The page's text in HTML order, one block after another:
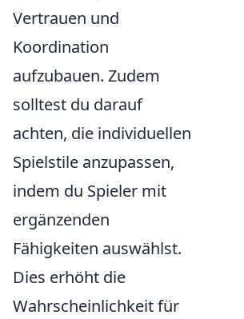
Vertrauen und
Koordination
aufzubauen. Zudem
solltest du darauf
achten, die individuellen
Spielstile anzupassen,
indem du Spieler mit
ergänzenden
Fähigkeiten auswählst.
Dies erhöht die
Wahrscheinlichkeit für